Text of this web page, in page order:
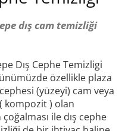
dış cam temizliği
Dış Cephe Temizligi
özellikle plaza
(yüzeyi) cam veya
kompozit ) olan
çoğalması ile dış cephe